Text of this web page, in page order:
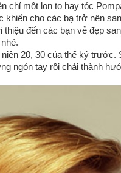
chỉ một lọn to hay tóc
cho các bạ trở nên
đến các bạn vẻ đẹp
20, 30 của thế kỷ trước.
ngón tay rồi chải thành